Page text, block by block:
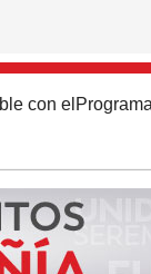
con el Programa